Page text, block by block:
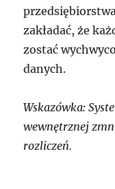
zakładać, że
zostać
danych.
Wskazówka:
wewnętrznej
rozliczeń.